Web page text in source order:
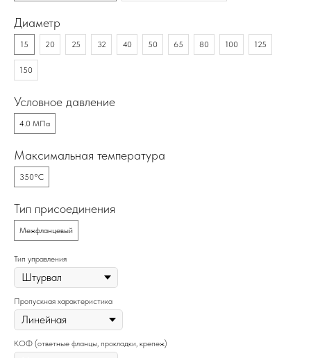
Диаметр
15 20 25 32 40 50 65 80 100 125
150
Условное давление
4.0 МПа
Максимальная температура
350°C
Тип присоединения
Межфланцевый
Тип управления
Пропускная характеристика
КОФ (ответные фланцы, прокладки, крепеж)